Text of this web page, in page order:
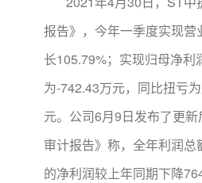
报告》，今年一季度实现
长105.79%；实现归母净利
为-742.43万元，同比扭亏
元。公司6月9日发布了更
审计报告》称，全年利润
的净利润较上年同期下降